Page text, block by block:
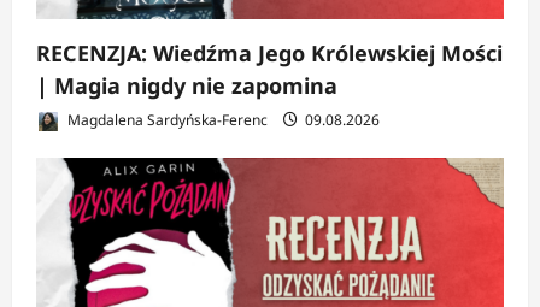
RECENZJA: Wiedźma Jego Królewskiej Mości
| Magia nigdy nie zapomina
Magdalena Sardyńska-Ferenc 09.08.2026